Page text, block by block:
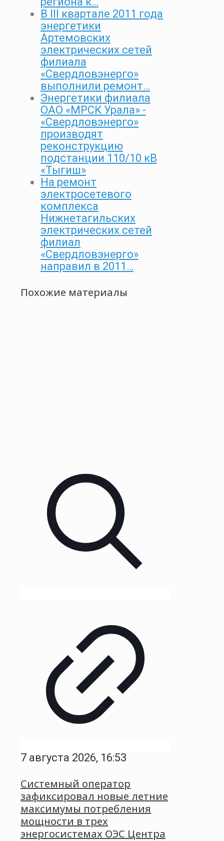
В III квартале 2011 года
энергетики
Артемовских
электрических сетей
филиала
«Свердловэнерго»
выполнили ремонт…
Энергетики филиала
ОАО «МРСК Урала» -
«Свердловэнерго»
производят
реконструкцию
подстанции 110/10 кВ
«Тыгиш»
На ремонт
электросетевого
комплекса
Нижнетагильских
электрических сетей
филиал
«Свердловэнерго»
направил в 2011…
Похожие материалы
7 августа 2026, 16:53
Системный оператор
зафиксировал новые летние
максимумы потребления
мощности в трех
энергосистемах ОЭС Центра